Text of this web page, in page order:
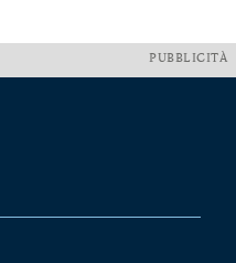
PUBBLICITÀ